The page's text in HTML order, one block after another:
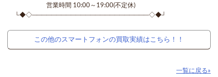
営業時間 10:00～19:00(不定休)
└◆◇────────────────────────◇◆┘
この他のスマートフォンの買取実績はこちら！！
一覧に戻る»